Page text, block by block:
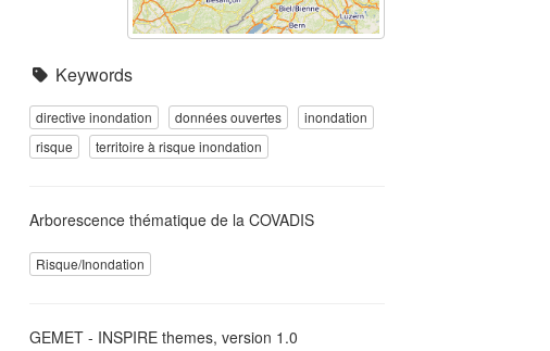
Keywords
directive inondation données ouvertes
inondation
risque
territoire à risque inondation
Arborescence thématique de la COVADIS
Risque/Inondation
GEMET - INSPIRE themes, version 1.0